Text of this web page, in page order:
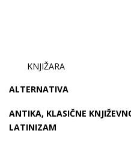
KNJIŽARA
ALTERNATIVA
ANTIKA, KLASIČNE
LATINIZAM